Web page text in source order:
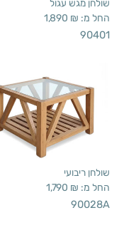
שולחן מגש עגול
החל מ: 1,890 ₪
90401
שולחן ריבועי
החל מ: 1,790 ₪
90028A